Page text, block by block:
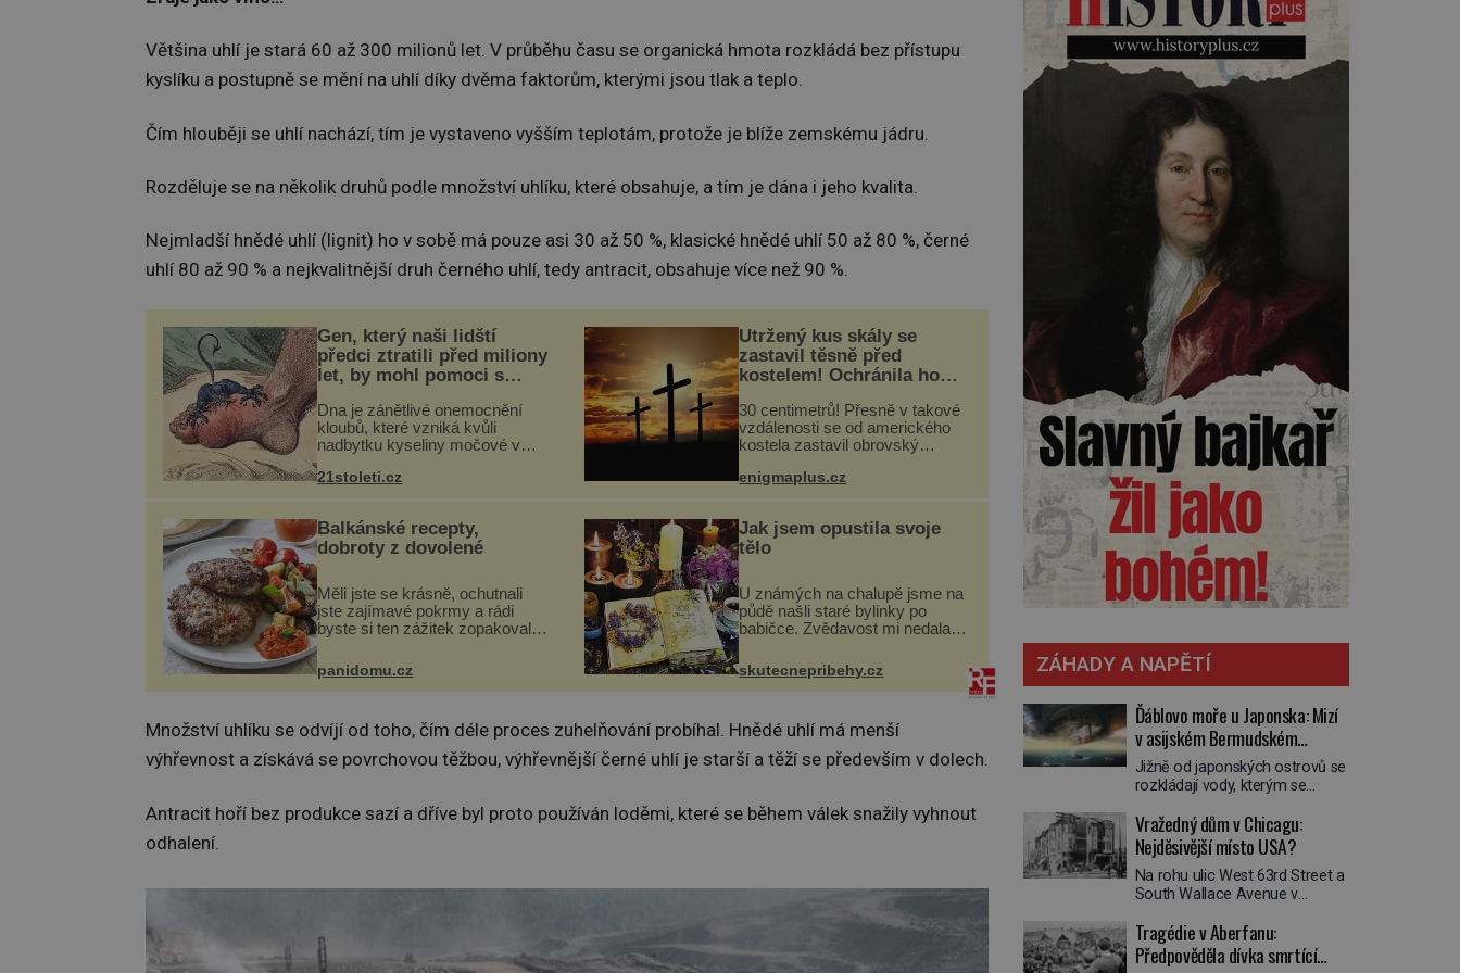
Většina uhlí je stará 60 až 300 milionů let. V průběhu času se organická hmota rozkládá bez přístupu
kyslíku a postupně se mění na uhlí díky dvěma faktorům, kterými jsou tlak a teplo.
Čím hlouběji se uhlí nachází, tím je vystaveno vyšším teplotám, protože je blíže zemskému jádru.
Rozděluje se na několik druhů podle množství uhlíku, které obsahuje, a tím je dána i jeho kvalita.
Nejmladší hnědé uhlí (lignit) ho v sobě má pouze asi 30 až 50 %, klasické hnědé uhlí 50 až 80 %, černé
uhlí 80 až 90 % a nejkvalitnější druh černého uhlí, tedy antracit, obsahuje více než 90 %.
Gen, který naši lidští
předci ztratili před miliony
let, by mohl pomoci s
Dna je zánětlivé onemocnění
kloubů, které vzniká kvůli
nadbytku kyseliny močové v
ukládá v blízkosti kloubů,
nejčastěji přitom postihuje palce
21stoleti.cz
Utržený kus skály se
zastavil těsně před
kostelem! Ochránila ho
30 centimetrů! Přesně v takové
vzdálenosti se od amerického
kostela zastavil obrovský
květnu 2014 nečekaně odtrhl od
nedaleké skály při její demolici.
enigmaplus.cz
Balkánské recepty,
dobroty z dovolené
Měli jste se krásně, ochutnali
jste zajímavé pokrmy a rádi
byste si ten zážitek zopakovali?
(10 porcí) Možná jste ji ochutnali
na dovolené v bývalé Jugoslávii,
lze ji vi...
panidomu.cz
Jak jsem opustila svoje
tělo
U známých na chalupě jsme na
půdě našli staré bylinky po
babičce. Zvědavost mi nedala a
lektvar… Zimní pobyt na
chalupě se pro mě vlastní vinou
změnil v děsivý zážitek, na kt...
skutecnepribehy.cz
Množství uhlíku se odvíjí od toho, čím déle proces zuhelňování probíhal. Hnědé uhlí má menší
výhřevnost a získává se povrchovou těžbou, výhřevnější černé uhlí je starší a těží se především v dolech.
Antracit hoří bez produkce sazí a dříve byl proto používán loděmi, které se během válek snažily vyhnout
odhalení.
Kearnsovým zlepšovákem.
Začíná spor, kterému génius
obětuje vše – čas, rodinu i sám
sebe. Američan Robert William
Kearns (1927–2005), který
během vlastní svatby přijde […]
ZÁHADY A NAPĚTÍ
Ďáblovo moře u Japonska: Mizí
v asijském Bermudském
trojúhelníku lodě ve spárech
neznámé síly?
Jižně od japonských ostrovů se
rozkládají vody, kterým se
se o lodích mizejících beze
stopy, podivných světlech,
zrádných proudech i mořských
dracích, kteří měli tyto končiny
střežit už v dávných legendách.
trojúhelník skutečně prokletým
místem, nebo se zde jen
Vražedný dům v Chicagu:
Nejděsivější místo USA?
Na rohu ulic West 63rd Street a
South Wallace Avenue v
Nemá žádný speciální nápis ani
pamětní desku. A přesto prý
místní zaměstnanci neradi
Tragédie v Aberfanu:
Předpověděla dívka smrtící